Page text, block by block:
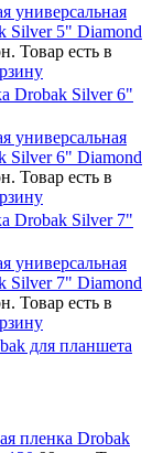
универсальная
Silver 5" Diamond
Товар есть в
Drobak Silver 6"
универсальная
Silver 6" Diamond
Товар есть в
Drobak Silver 7"
универсальная
Silver 7" Diamond
Товар есть в
для планшета
пленка Drobak